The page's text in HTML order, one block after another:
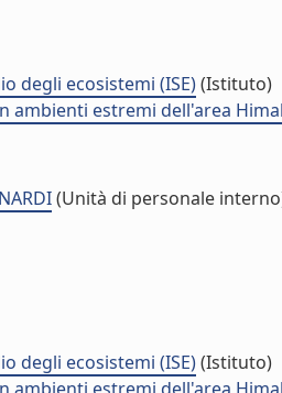
degli ecosistemi (ISE)(Istituto)
ambienti estremi dell'area
(Unità di personale
degli ecosistemi (ISE)(Istituto)